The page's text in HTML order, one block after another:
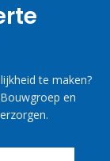
te maken?
en